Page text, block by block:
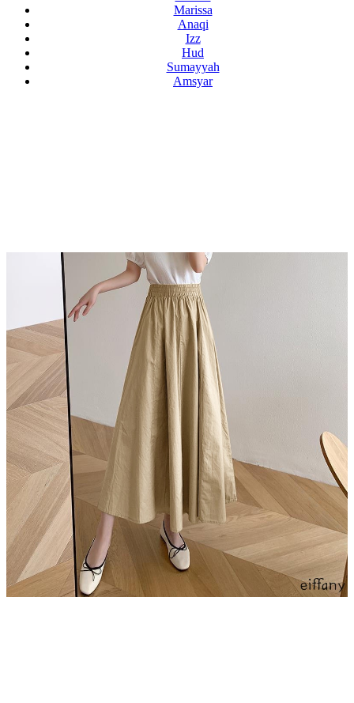
Marissa
Anaqi
Izz
Hud
Sumayyah
Amsyar